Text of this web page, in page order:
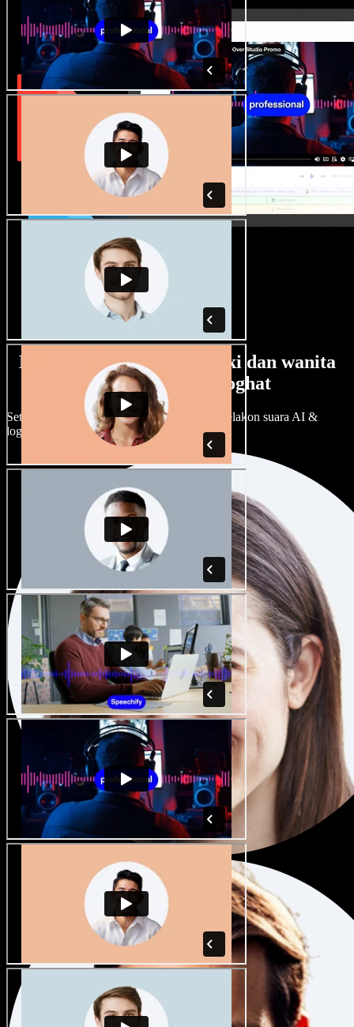
Banyak pilihan suara lelaki dan wanita
dengan pelbagai loghat
Setiap projek boleh jadi unik. Pilih ratusan pelakon suara AI &
loghat, laraskan ikut cita rasa anda.